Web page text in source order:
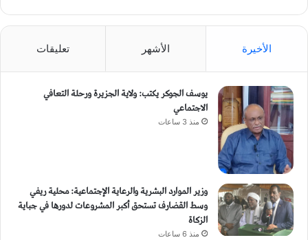
الأخيرة الأشهر تعليقات
يوسف الجوكر يكتب: ولاية الجزيرة ورحلة التعافي
الاجتماعي
منذ 3 ساعات
وزير الموارد البشرية والرعاية الإجتماعية: محلية ريفي
وسط القضارف تستحق أكبر المشروعات لدورها في جباية
الزكاة
منذ 6 ساعات